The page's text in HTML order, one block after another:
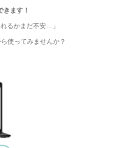
きます！
るかまだ不安…」
使ってみませんか？